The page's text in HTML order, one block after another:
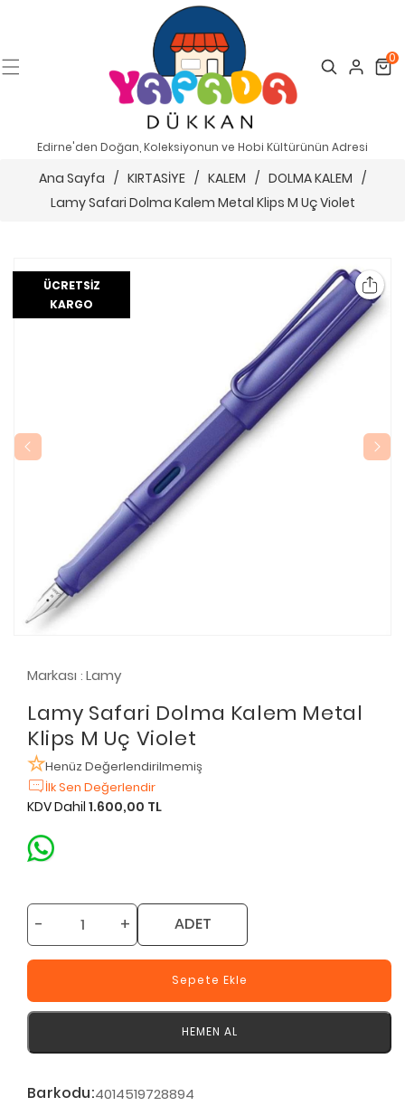
Search Cart
0
Edirne'den Doğan, Koleksiyonun ve Hobi Kültürünün Adresi
Ana Sayfa / KIRTASİYE / KALEM / DOLMA KALEM /
Lamy Safari Dolma Kalem Metal Klips M Uç Violet
ÜCRETSIZ
KARGO
Markası : Lamy
Lamy Safari Dolma Kalem Metal
Klips M Uç Violet
Henüz Değerlendirilmemiş
İlk Sen Değerlendir
KDV Dahil 1.600,00 TL
- + ADET
Sepete Ekle
HEMEN AL
Barkodu:4014519728894